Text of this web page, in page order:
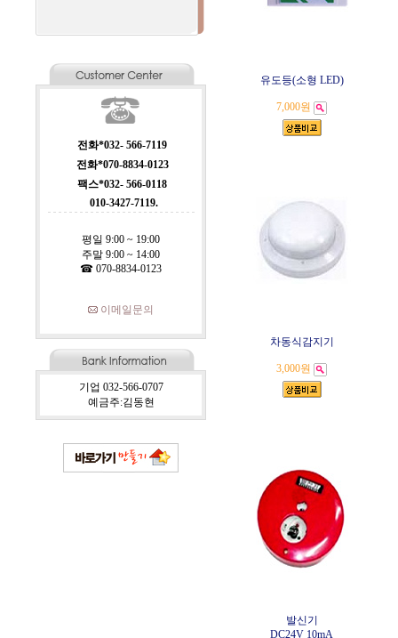
전화*032- 566-7119
전화*070-8834-0123
팩스*032- 566-0118
010-3427-7119.
평일 9:00 ~ 19:00
주말 9:00 ~ 14:00
☎ 070-8834-0123
이메일문의
기업 032-566-0707
예금주:김동현
유도등(소형 LED)
7,000원
차동식감지기
3,000원
발신기
DC24V 10mA